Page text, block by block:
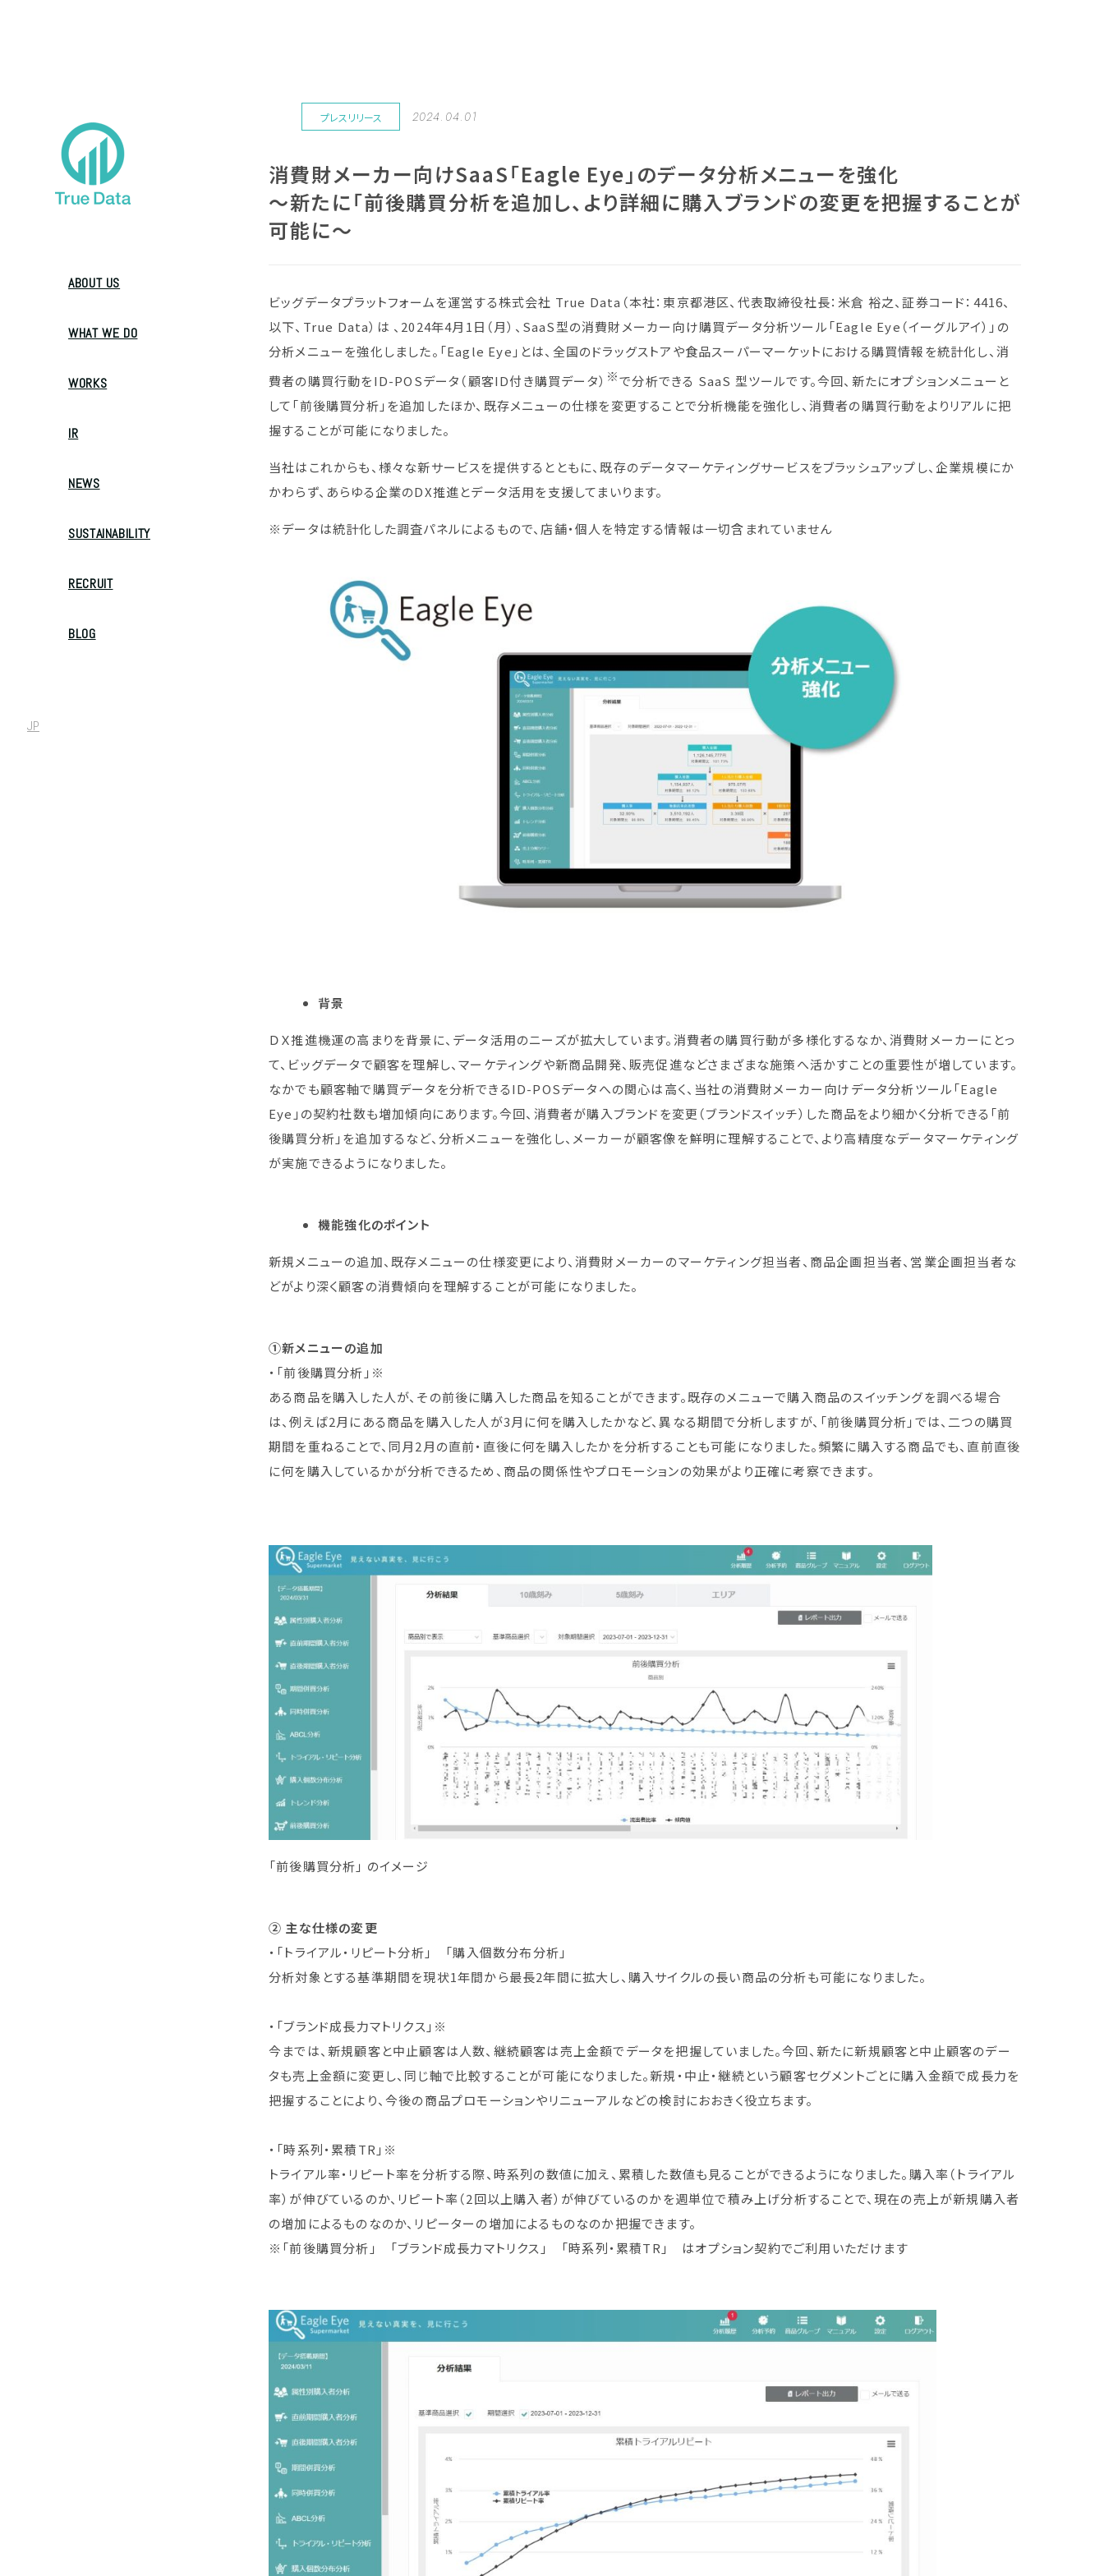
ABOUT US
WHAT WE DO
WORKS
IR
NEWS
SUSTAINABILITY
RECRUIT
BLOG
JP
プレスリリース 2024.04.01
消費財メーカー向けSaaS「Eagle Eye」のデータ分析メニューを強化
～新たに「前後購買分析を追加し、より詳細に購入ブランドの変更を把握することが
可能に～
ビッグデータプラットフォームを運営する株式会社 True Data（本社：東京都港区、代表取締役社長：米倉 裕之、証券コード：4416、
以下、True Data）は 、2024年4月1日（月）、SaaS型の消費財メーカー向け購買データ分析ツール「Eagle Eye（イーグルアイ）」の
分析メニューを強化しました。「Eagle Eye」とは、全国のドラッグストアや食品スーパーマーケットにおける購買情報を統計化し、消
費者の購買行動をID-POSデータ（顧客ID付き購買データ） ※で分析できる SaaS 型ツールです。今回、新たにオプションメニューと
して「前後購買分析」を追加したほか、既存メニューの仕様を変更することで分析機能を強化し、消費者の購買行動をよりリアルに把
握することが可能になりました。
当社はこれからも、様々な新サービスを提供するとともに、既存のデータマーケティングサービスをブラッシュアップし、企業規模にか
かわらず、あらゆる企業のDX推進とデータ活用を支援してまいります。
※データは統計化した調査パネルによるもので、店舗・個人を特定する情報は一切含まれていません
背景
ＤＸ推進機運の高まりを背景に、データ活用のニーズが拡大しています。消費者の購買行動が多様化するなか、消費財メーカーにとっ
て、ビッグデータで顧客を理解し、マーケティングや新商品開発、販売促進などさまざまな施策へ活かすことの重要性が増しています。
なかでも顧客軸で購買データを分析できるID-POSデータへの関心は高く、当社の消費財メーカー向けデータ分析ツール「Eagle
Eye」の契約社数も増加傾向にあります。今回、消費者が購入ブランドを変更（ブランドスイッチ）した商品をより細かく分析できる「前
後購買分析」を追加するなど、分析メニューを強化し、メーカーが顧客像を鮮明に理解することで、より高精度なデータマーケティング
が実施できるようになりました。
機能強化のポイント
新規メニューの追加、既存メニューの仕様変更により、消費財メーカーのマーケティング担当者、商品企画担当者、営業企画担当者な
どがより深く顧客の消費傾向を理解することが可能になりました。
①新メニューの追加
・「前後購買分析」※
ある商品を購入した人が、その前後に購入した商品を知ることができます。既存のメニューで購入商品のスイッチングを調べる場合
は、例えば2月にある商品を購入した人が3月に何を購入したかなど、異なる期間で分析しますが、「前後購買分析」では、二つの購買
期間を重ねることで、同月2月の直前・直後に何を購入したかを分析することも可能になりました。頻繁に購入する商品でも、直前直後
に何を購入しているかが分析できるため、商品の関係性やプロモーションの効果がより正確に考察できます。
「前後購買分析」 のイメージ
② 主な仕様の変更
・「トライアル・リピート分析」 「購入個数分布分析」
分析対象とする基準期間を現状1年間から最長2年間に拡大し、購入サイクルの長い商品の分析も可能になりました。
・「ブランド成長力マトリクス」※
今までは、新規顧客と中止顧客は人数、継続顧客は売上金額でデータを把握していました。今回、新たに新規顧客と中止顧客のデー
タも売上金額に変更し、同じ軸で比較することが可能になりました。新規・中止・継続という顧客セグメントごとに購入金額で成長力を
把握することにより、今後の商品プロモーションやリニューアルなどの検討におおきく役立ちます。
・「時系列・累積TR」※
トライアル率・リピート率を分析する際、時系列の数値に加え、累積した数値も見ることができるようになりました。購入率（トライアル
率）が伸びているのか、リピート率（2回以上購入者）が伸びているのかを週単位で積み上げ分析することで、現在の売上が新規購入者
の増加によるものなのか、リピーターの増加によるものなのか把握できます。
※「前後購買分析」 「ブランド成長力マトリクス」 「時系列・累積TR」 はオプション契約でご利用いただけます